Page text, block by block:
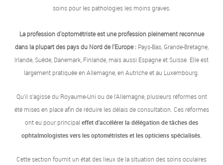
soins pour les pathologies les moins graves.
La profession d'optométriste est une profession pleinement reconnue
dans la plupart des pays du Nord de l'Europe :Pays-Bas, Grande-Bretagne,
Irlande, Suède, Danemark, Finlande, mais aussi Espagne et Suisse. Elle est
largement pratiquée en Allemagne, en Autriche et au Luxembourg.
Qu’il s’agisse du Royaume-Uni ou de l’Allemagne, plusieurs réformes ont
été mises en place afin de réduire les délais de consultation. Ces réformes
ont eu pour principal effet d’accélérer la délégation de tâches des
ophtalmologistes vers les optométristes et les opticiens spécialisés.
Cette section fournit un état des lieux de la situation des soins oculaires